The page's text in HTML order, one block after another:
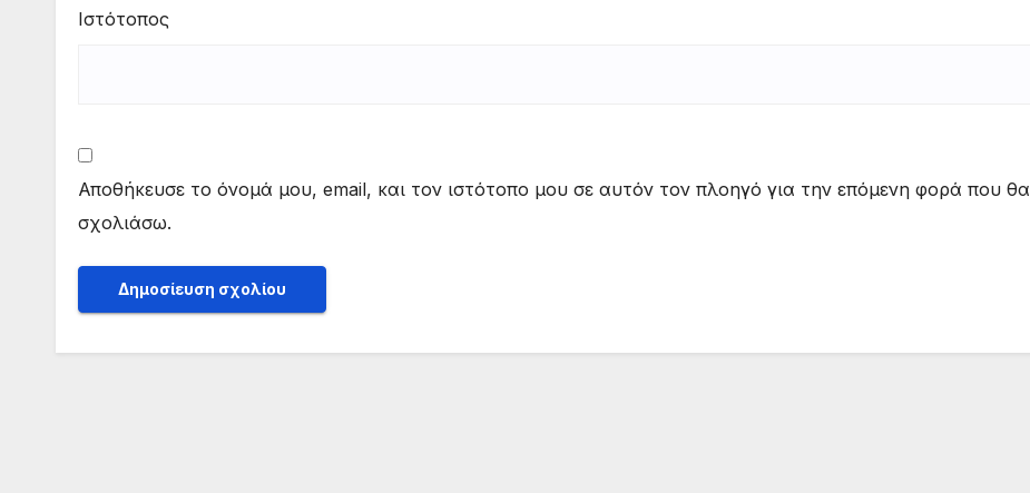
Ιστότοπος
Αποθήκευσε το όνομά μου, email, και τον ιστότοπο μου σε αυτόν τον πλοηγό για την επόμενη φορά που θα
σχολιάσω.